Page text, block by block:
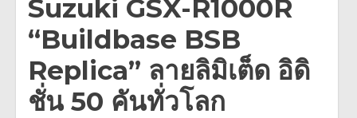
Suzuki GSX-R1000R
“Buildbase BSB
Replica” ลายลิมิเต็ด อิดิ
ชั่น 50 คันทั่วโลก